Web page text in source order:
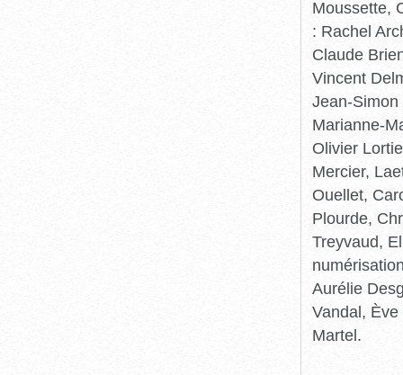
Moussette,
: Rachel
Claude
Vincent
Jean-
Marianne-
Olivier
Mercier,
Ouellet,
Plourde,
Treyvaud,
Aurélie
Vandal,
Martel.